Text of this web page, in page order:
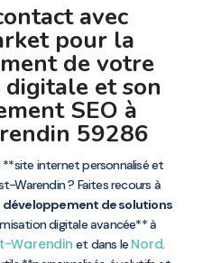
avec
pour la
de votre
et son
SEO à
59286
**site internet personnalisé et
Warendin ? Faites recours à
développement de solutions
digitale avancée** à
Warendin et dans le Nord.